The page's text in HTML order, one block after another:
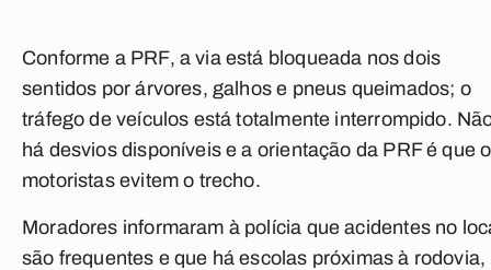
Conforme a PRF, a via está bloqueada nos dois
sentidos por árvores, galhos e pneus queimados; o
tráfego de veículos está totalmente interrompido.
há desvios disponíveis e a orientação da PRF é que
motoristas evitem o trecho.
Moradores informaram à polícia que acidentes no
são frequentes e que há escolas próximas à rodovia,